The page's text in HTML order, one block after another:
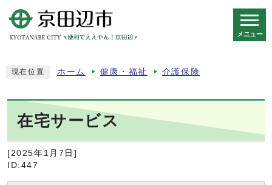
メニュー
現在位置 ホーム 健康・福祉 介護保険
在宅サービス
[2025年1月7日]
ID:447